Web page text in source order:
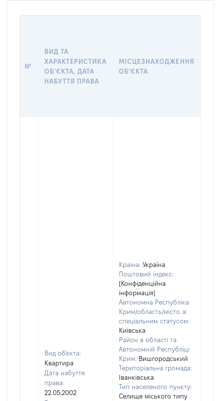
№
ВИД ТА
ХАРАКТЕРИСТИКА
ОБʼЄКТА, ДАТА
НАБУТТЯ ПРАВА
МІСЦЕЗНАХОДЖЕННЯ
ОБʼЄКТА
Вид об'єкта:
Квартира
Дата набуття
права:
22.05.2002
Країна: Україна
Поштовий індекс:
[Конфіденційна
інформація]
Автономна Республіка
Крим/область/місто зі
спеціальним статусом:
Київська
Район в області та
Автономній Республіці
Крим: Вишгородський
Територіальна громада:
Іванківська
Тип населеного пункту:
Селище міського типу